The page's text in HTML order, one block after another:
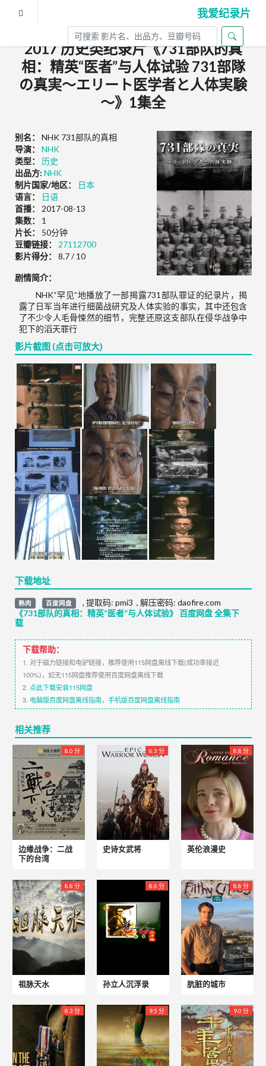
我爱纪录片
2017 历史类纪录片《731部队的真
相：精英“医者”与人体试验 731部隊
の真実～エリート医学者と人体実験
～》1集全
别名：
NHK 731部队的真相
导演：
NHK
类型：
历史
出品方: NHK
制片国家/地区：
日本
语言：
日语
首播：
2017-08-13
集数：
1
片长：
50分钟
豆瓣链接：
27112700
影片得分：
8.7 / 10
剧情简介：
NHK“罕见”地播放了一部揭露731部队罪证的纪录片，揭
露了日军当年进行细菌战研究及人体实验的事实，其中还包含
了不少令人毛骨悚然的细节，完整还原这支部队在侵华战争中
犯下的滔天罪行
影片截图 (点击可放大)
下载地址
熟肉 百度网盘
《731部队的真相：精英“医者”与人体试验》 百度网盘 全集下
载
, 提取码: pmi3 , 解压密码: daofire.com
下载帮助：
1. 对于磁力链接和电驴链接，推荐使用115网盘离线下载(成功率接近
100%)，如无115网盘推荐使用百度网盘离线下载
2. 点此下载安装115网盘
3. 电脑版百度网盘离线指南， 手机版百度网盘离线指南
相关推荐
8.0 分
边缘战争：二战
下的台湾
8.3 分
史诗女武将
8.8 分
英伦浪漫史
8.8 分
祖脉天水
8.6 分
孙立人沉浮录
8.8 分
肮脏的城市
8.3 分 9.5 分 9.0 分